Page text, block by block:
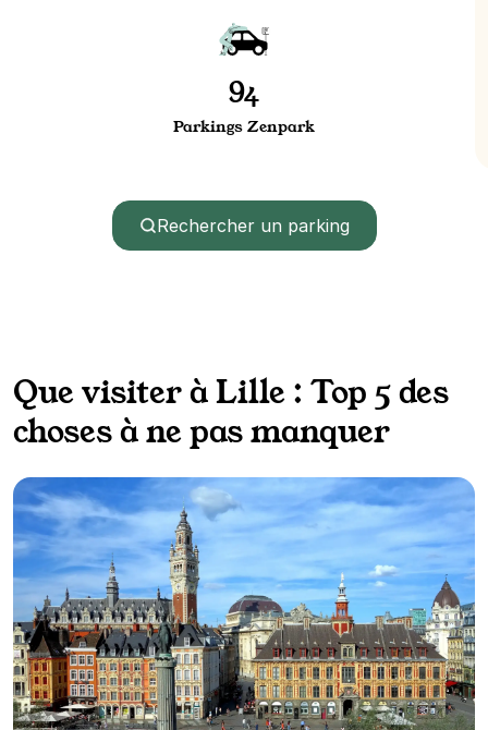
94
Parkings Zenpark
Rechercher un parking
Que visiter à Lille : Top 5 des
choses à ne pas manquer